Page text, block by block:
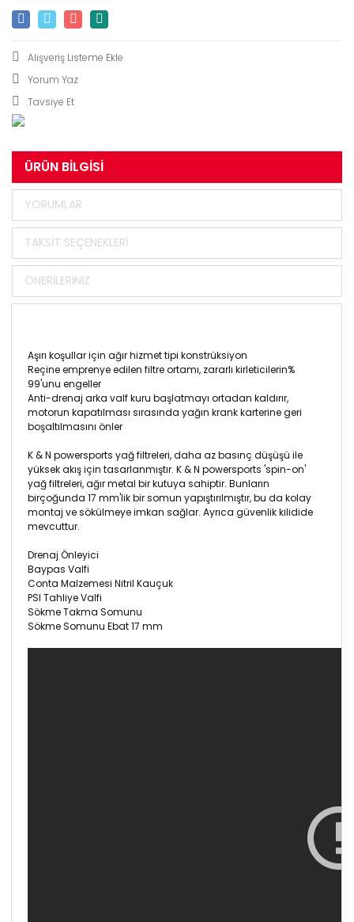
Yorum Yaz
Tavsiye Et
ÜRÜN BILGISI
YORUMLAR
TAKSIT SEÇENEKLERI
ÖNERILERINIZ
Aşırı koşullar için ağır hizmet tipi konstrüksiyon
Reçine emprenye edilen filtre ortamı, zararlı kirleticilerin%
99'unu engeller
Anti-drenaj arka valf kuru başlatmayı ortadan kaldırır,
motorun kapatılması sırasında yağın krank karterine geri
boşaltılmasını önler
K & N powersports yağ filtreleri, daha az basınç düşüşü ile
yüksek akış için tasarlanmıştır. K & N powersports 'spin-on'
yağ filtreleri, ağır metal bir kutuya sahiptir. Bunların
birçoğunda 17 mm'lik bir somun yapıştırılmıştır, bu da kolay
montaj ve sökülmeye imkan sağlar. Ayrıca güvenlik kilidide
mevcuttur.
Drenaj Önleyici
Baypas Valfi
Conta Malzemesi Nitril Kauçuk
PSI Tahliye Valfi
Sökme Takma Somunu
Sökme Somunu Ebat 17 mm